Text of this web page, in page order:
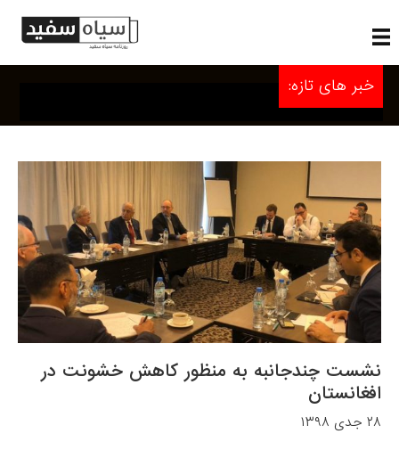
خبر های تازه:
نشست چندجانبه به منظور کاهش خشونت در
افغانستان
۲۸ جدی ۱۳۹۸